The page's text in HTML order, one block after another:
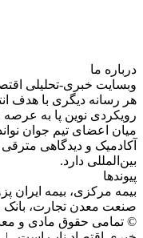
درباره‌ ما
وبسایت خبری-تحلیلی
هر رسانه دیگری با هدف
رویکردی نوین پا به عرصه
میان اعضای تیم جوان
آکادمیک و دیدگاهی‌
بین‌المللی دارد.
پیوندها
بیمه مرکزی، بیمه ایران
صنعت معدن تجارت، بانک